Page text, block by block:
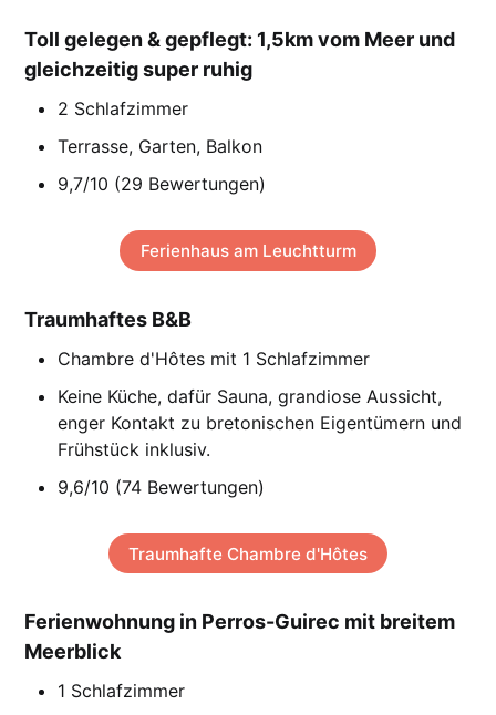
Toll gelegen & gepflegt: 1,5km vom Meer und
gleichzeitig super ruhig
2 Schlafzimmer
Terrasse, Garten, Balkon
9,7/10 (29 Bewertungen)
Ferienhaus am Leuchtturm
Traumhaftes B&B
Chambre d'Hôtes mit 1 Schlafzimmer
Keine Küche, dafür Sauna, grandiose Aussicht,
enger Kontakt zu bretonischen Eigentümern und
Frühstück inklusiv.
9,6/10 (74 Bewertungen)
Traumhafte Chambre d'Hôtes
Ferienwohnung in Perros-Guirec mit breitem
Meerblick
1 Schlafzimmer